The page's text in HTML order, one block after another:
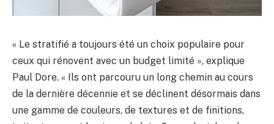
« Le stratifié a toujours été un choix populaire pour
ceux qui rénovent avec un budget limité », explique
Paul Dore. « Ils ont parcouru un long chemin au cours
de la dernière décennie et se déclinent désormais dans
une gamme de couleurs, de textures et de finitions,